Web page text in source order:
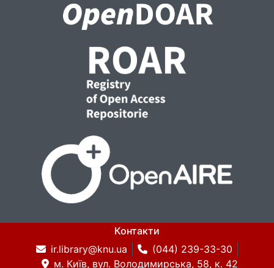
Контакти
ir.library@knu.ua
(044) 239-33-30
м. Київ, вул. Володимирська, 58, к. 42